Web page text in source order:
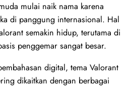
mulai naik nama karena
di panggung internasional. Hal
semakin hidup, terutama di
penggemar sangat besar.
digital, tema Valorant
dikaitkan dengan berbagai